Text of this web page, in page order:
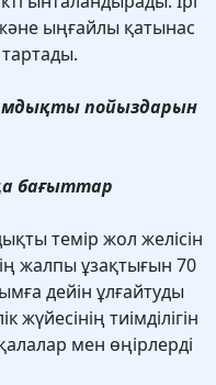
ыңғайлы қатынас
пойыздарын
бағыттар
темір жол желісін
жалпы ұзақтығын 70
дейін ұлғайтуды
тиімділігін
мен өңірлерді